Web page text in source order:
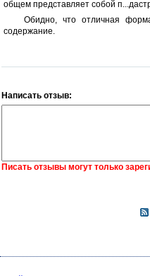
общем представляет собой
Обидно, что отличная
содержание.
Написать отзыв:
Писать отзывы могут только